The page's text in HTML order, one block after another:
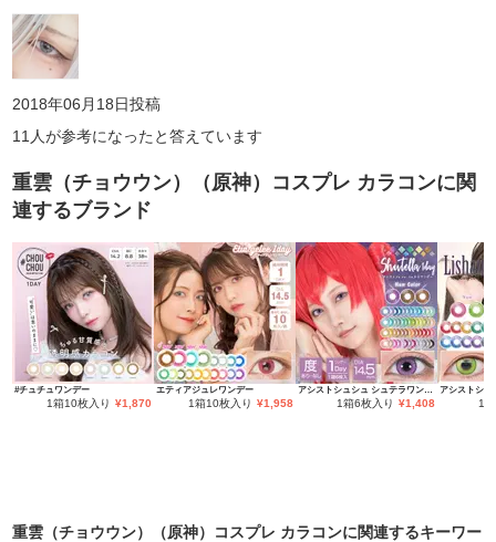
乾燥もしにくかったです。この色味が欲しいキャラは沢山いるので
リピートしようと思います。大満足です!
2018年06月18日投稿
11 人が参考になったと答えています
重雲（チョウウン）（原神）コスプレ カラコンに関
連するブランド
#チュチュワンデー
1箱10枚入り ¥1,870
エティアジュレワンデー
1箱10枚入り ¥1,958
アシストシュシュ シュテラワンデー
1箱6枚入り ¥1,408 1
重雲（チョウウン）（原神）コスプレ カラコンに関連するキーワー